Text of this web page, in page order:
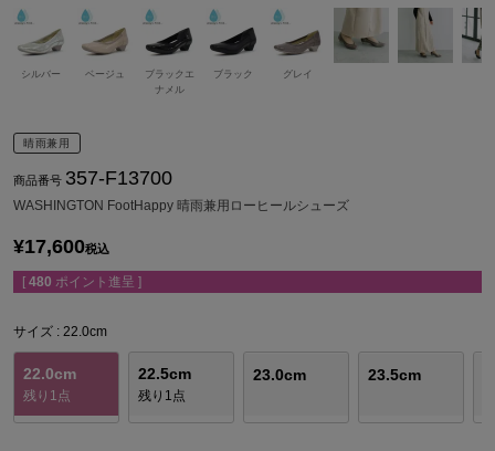
シルバー ベージュ
ブラックエ
ナメル
ブラック グレイ
晴雨兼用
商品番号 357-F13700
WASHINGTON FootHappy 晴雨兼用ローヒールシューズ
¥17,600税込
[ 480 ポイント進呈 ]
サイズ 22.0cm
22.0cm
残り1点
22.5cm
残り1点
23.0cm 23.5cm